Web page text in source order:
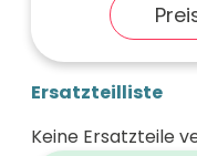
Ersatzteilliste
Keine Ersatzteile